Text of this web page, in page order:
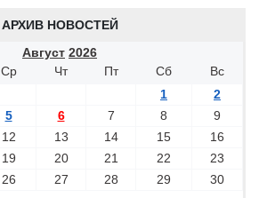
АРХИВ НОВОСТЕЙ
Август 2026
Ср Чт Пт Сб
Вс
1
2
5 6 7 8
9
12 13 14 15
16
19 20 21 22
23
26 27 28 29
30